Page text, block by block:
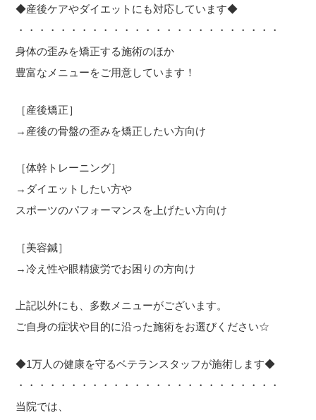
◆産後ケアやダイエットにも対応しています◆
・・・・・・・・・・・・・・・・・・・・・・・・・
身体の歪みを矯正する施術のほか
豊富なメニューをご用意しています！
［産後矯正］
→産後の骨盤の歪みを矯正したい方向け
［体幹トレーニング］
→ダイエットしたい方や
スポーツのパフォーマンスを上げたい方向け
［美容鍼］
→冷え性や眼精疲労でお困りの方向け
上記以外にも、多数メニューがございます。
ご自身の症状や目的に沿った施術をお選びください☆
◆1万人の健康を守るベテランスタッフが施術します◆
・・・・・・・・・・・・・・・・・・・・・・・・・
当院では、